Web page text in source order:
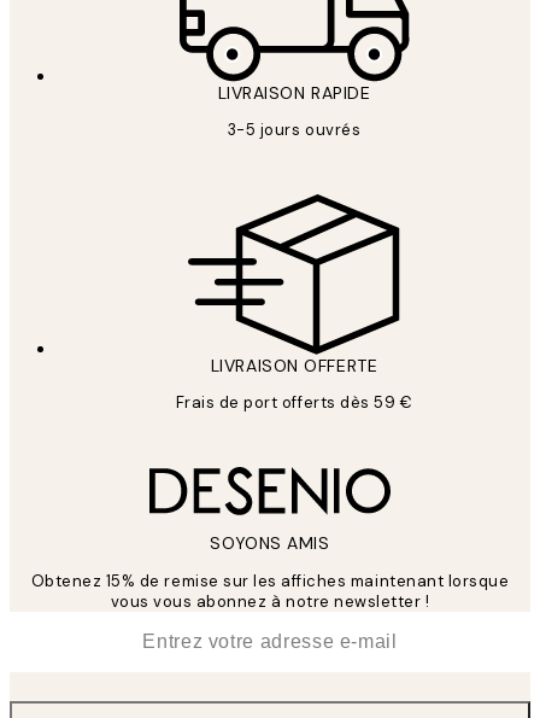
LIVRAISON RAPIDE
3-5 jours ouvrés
LIVRAISON OFFERTE
Frais de port offerts dès 59 €
SOYONS AMIS
Obtenez 15% de remise sur les affiches maintenant lorsque
vous vous abonnez à notre newsletter !